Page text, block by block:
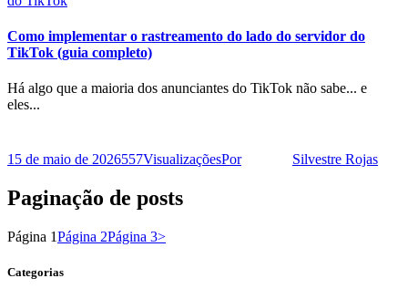
Como implementar o rastreamento do lado do servidor do
TikTok (guia completo)
Há algo que a maioria dos anunciantes do TikTok não sabe... e
eles...
15 de maio de 2026557VisualizaçõesPor Silvestre Rojas
Paginação de posts
Página 1Página 2Página 3>
Categorias